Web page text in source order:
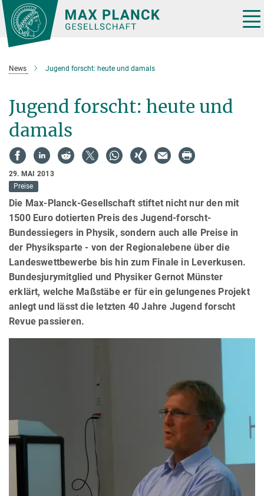
Hauptinhalt
News Jugend forscht: heute und damals
Jugend forscht: heute und
damals
29. MAI 2013
Preise
Die Max-Planck-Gesellschaft stiftet nicht nur den mit
1500 Euro dotierten Preis des Jugend-forscht-
Bundessiegers in Physik, sondern auch alle Preise in
der Physiksparte - von der Regionalebene über die
Landeswettbewerbe bis hin zum Finale in Leverkusen.
Bundesjurymitglied und Physiker Gernot Münster
erklärt, welche Maßstäbe er für ein gelungenes Projekt
anlegt und lässt die letzten 40 Jahre Jugend forscht
Revue passieren.